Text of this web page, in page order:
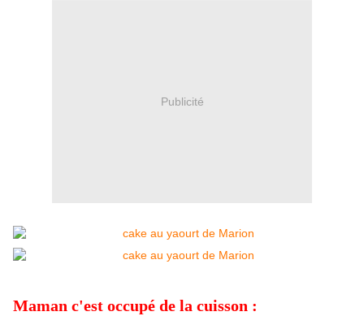
Publicité
Maman c'est occupé de la cuisson :